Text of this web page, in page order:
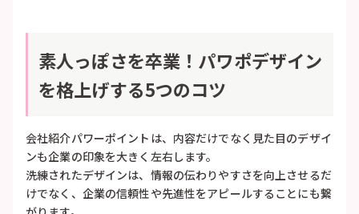
素人っぽさを卒業！パワポデザイン
を格上げする5つのコツ
会社紹介パワーポイントは、内容だけでなく見た目のデザイ
ンも企業の印象を大きく左右します。
洗練されたデザインは、情報の伝わりやすさを向上させるだ
けでなく、企業の信頼性や先進性をアピールすることにも繋